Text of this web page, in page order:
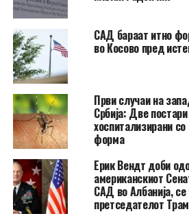
САД бараат итно
во Косово пред
Први случаи на
Србија: Две
хоспитализирани
форма
Ерик Вендт доби
американскиот
САД во Албанија,
претседателот